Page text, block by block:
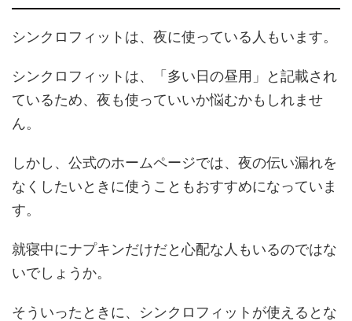
シンクロフィットは、夜に使っている人もいます。
シンクロフィットは、「多い日の昼用」と記載され
ているため、夜も使っていいか悩むかもしれませ
ん。
しかし、公式のホームページでは、夜の伝い漏れを
なくしたいときに使うこともおすすめになっていま
す。
就寝中にナプキンだけだと心配な人もいるのではな
いでしょうか。
そういったときに、シンクロフィットが使えるとな